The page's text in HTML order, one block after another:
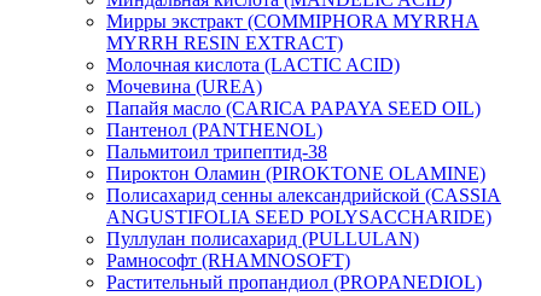
Мирры экстракт (COMMIPHORA MYRRHA
MYRRH RESIN EXTRACT)
Молочная кислота (LACTIC ACID)
Мочевина (UREA)
Папайя масло (CARICA PAPAYA SEED OIL)
Пантенол (PANTHENOL)
Пальмитоил трипептид-38
Пироктон Оламин (PIROKTONE OLAMINE)
Полисахарид сенны александрийской (CASSIA
ANGUSTIFOLIA SEED POLYSACCHARIDE)
Пуллулан полисахарид (PULLULAN)
Рамнософт (RHAMNOSOFT)
Растительный пропандиол (PROPANEDIOL)